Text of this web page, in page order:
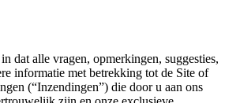
dat alle vragen, opmerkingen, suggesties,
informatie met betrekking tot de Site of
(“Inzendingen”) die door u aan ons